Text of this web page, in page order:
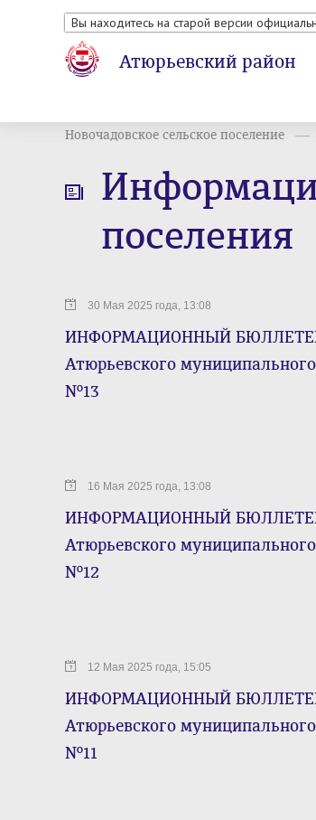
Вы находитесь на старой версии
Атюрьевский район
Новочадовское сельское поселение
поселения
30 Мая 2025 года, 13:08
ИНФОРМАЦИОННЫЙ БЮЛЛЕТЕНЬ
Атюрьевского
№13
16 Мая 2025 года, 13:08
ИНФОРМАЦИОННЫЙ БЮЛЛЕТЕНЬ
Атюрьевского
№12
12 Мая 2025 года, 15:05
ИНФОРМАЦИОННЫЙ БЮЛЛЕТЕНЬ
Атюрьевского
№11